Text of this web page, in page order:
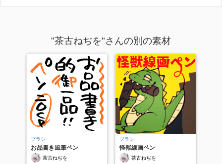
"茶古ねぢを"さんの別の素材
ブラシ
お品書き風筆ペン
茶古ねぢを
ブラシ
怪獣線画ペン
茶古ねぢを